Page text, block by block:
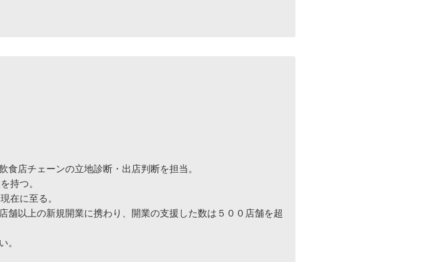
店チェーンの立地診断・出店判断を担当。
持つ。
在に至る。
舗以上の新規開業に携わり、開業の支援した数は５００店舗を超
。